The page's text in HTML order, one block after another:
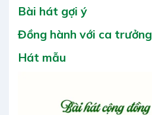
Bài hát gợi ý
Đồng hành với ca trưởng
Hát mẫu